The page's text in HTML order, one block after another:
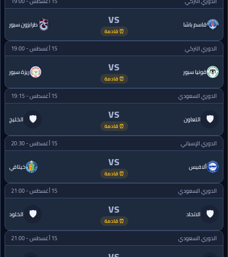
قاسم باشا VS
⏰ قادمة
طرابزون سبور
الدوري التركي 15 أغسطس - 19:00
قونيا سبور VS
⏰ قادمة
ريزة سبور
الدوري السعودي 15 أغسطس - 19:15
🛡 التعاون VS
⏰ قادمة
الخليج 🛡
الدوري الإسباني 15 أغسطس - 20:30
ألافيس VS
⏰ قادمة
خيتافي
الدوري السعودي 15 أغسطس - 21:00
🛡 الاتحاد VS
⏰ قادمة
الخلود 🛡
الدوري السعودي 15 أغسطس - 21:00